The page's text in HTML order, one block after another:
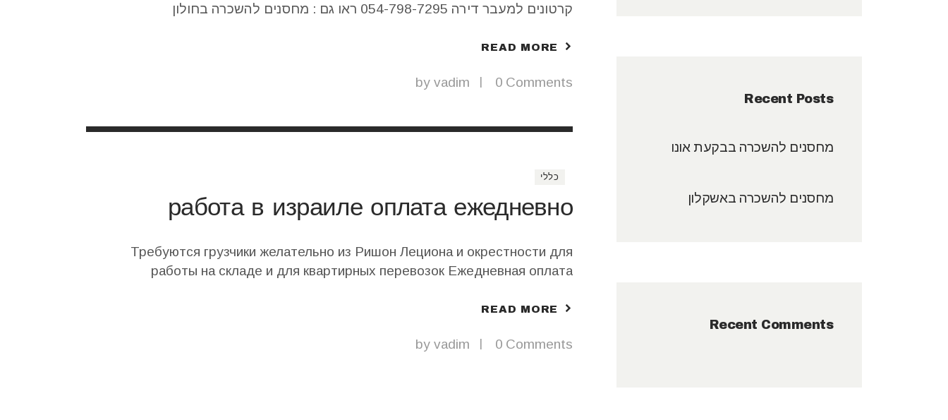
קרטונים למעבר דירה 054-798-7295 ראו גם : מחסנים להשכרה בחולון
READ MORE
by vadim 0 Comments
כללי
работа в израиле оплата ежедневно
Требуются грузчики желательно из Ришон Лециона и окрестности для
работы на складе и для квартирных перевозок Ежедневная оплата
Для подробностей – Игорь: 054-798-7295 работа в израиле оплата
работа в израиле для репатриантов работа для мужчин в израиле работа
READ MORE
by vadim 0 Comments
Recent Posts
מחסנים להשכרה בבקעת אונו
מחסנים להשכרה באשקלון
Recent Comments